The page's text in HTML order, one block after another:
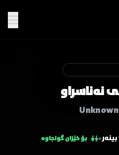
نەناسراو
بۆ خێزان گونجاوە